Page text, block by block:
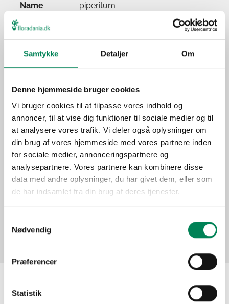
Samtykke Detaljer Om
Denne hjemmeside bruger cookies
Vi bruger cookies til at tilpasse vores indhold og
annoncer, til at vise dig funktioner til sociale medier og til
at analysere vores trafik. Vi deler også oplysninger om
din brug af vores hjemmeside med vores partnere inden
for sociale medier, annonceringspartnere og
analysepartnere. Vores partnere kan kombinere disse
data med andre oplysninger, du har givet dem, eller som
de har indsamlet fra din brug af deres tjenester.
Nødvendig
Præferencer
Statistik
Name
piperitum
Watering
Feeding
Location
Light
Origin
Application
Season(s)
Function
Pictures
The material may be used for other publication